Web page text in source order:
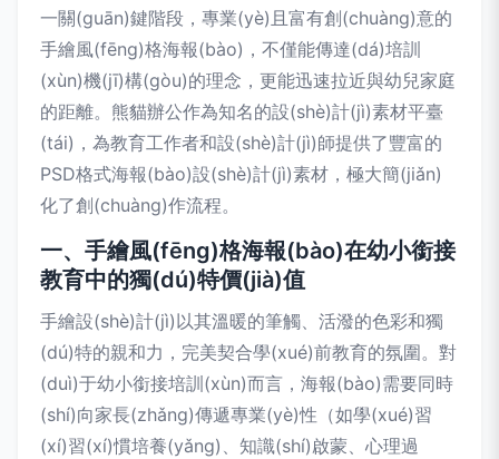
一關(guān)鍵階段，專業(yè)且富有創(chuàng)意的
手繪風(fēng)格海報(bào)，不僅能傳達(dá)培訓
(xùn)機(jī)構(gòu)的理念，更能迅速拉近與幼兒家庭
的距離。熊貓辦公作為知名的設(shè)計(jì)素材平臺
(tái)，為教育工作者和設(shè)計(jì)師提供了豐富的
PSD格式海報(bào)設(shè)計(jì)素材，極大簡(jiǎn)
化了創(chuàng)作流程。
一、手繪風(fēng)格海報(bào)在幼小銜接
教育中的獨(dú)特價(jià)值
手繪設(shè)計(jì)以其溫暖的筆觸、活潑的色彩和獨
(dú)特的親和力，完美契合學(xué)前教育的氛圍。對
(duì)于幼小銜接培訓(xùn)而言，海報(bào)需要同時
(shí)向家長(zhǎng)傳遞專業(yè)性（如學(xué)習
(xí)習(xí)慣培養(yǎng)、知識(shí)啟蒙、心理過